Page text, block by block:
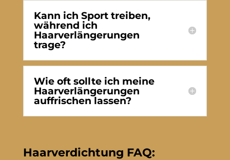
Kann ich Sport treiben,
während ich
Haarverlängerungen
trage?
Wie oft sollte ich meine
Haarverlängerungen
auffrischen lassen?
Haarverdichtung FAQ: